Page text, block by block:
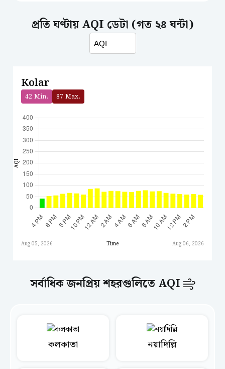
প্রতি ঘণ্টায় AQI ডেটা (গত ২৪ ঘন্টা)
Kolar
42 Min. 87 Max.
AQI
Aug 05, 2026 Time Aug 06, 2026
সর্বাধিক জনপ্রিয় শহরগুলিতে AQI
কলকাতা নয়াদিল্লি